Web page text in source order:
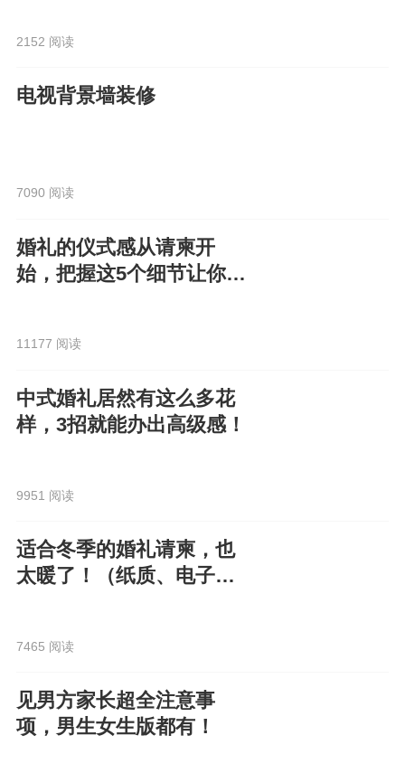
2152 阅读
电视背景墙装修
7090 阅读
婚礼的仪式感从请柬开
始，把握这5个细节让你的
11177 阅读
中式婚礼居然有这么多花
样，3招就能办出高级感！
9951 阅读
适合冬季的婚礼请柬，也
太暖了！（纸质、电子都
7465 阅读
见男方家长超全注意事
项，男生女生版都有！